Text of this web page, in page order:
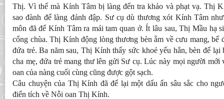
Thị. Vì thế mà Kính Tâm bị làng đến tra khảo và phạt vạ. Thị
sao đành để làng đánh đập. Sư cụ dù thương xót Kính Tâm
môn đã để Kính Tâm ra mái tam quan ở. Ít lâu sau, Thị Mầu hạ
cổng chùa. Thị Kính động lòng thương bèn ẵm về cưu mang, bế
đứa trẻ. Ba năm sau, Thị Kính thấy sức khoẻ yếu hẳn, bèn để
cha mẹ, đứa trẻ mang thư lên gửi Sư cụ. Lúc này mọi người
oan của nàng cuối cùng cũng được gột sạch.
Câu chuyện của Thị Kính đã để lại một dấu ấn sâu sắc cho
điển tích về Nỗi oan Thị Kính.